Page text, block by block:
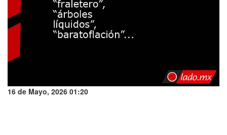
16 de Mayo, 2026 01:20